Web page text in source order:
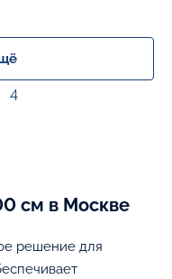
4
см в Москве
решение для